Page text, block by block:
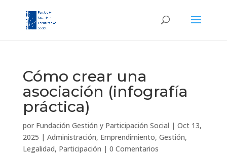
Cómo crear una
asociación (infografía
práctica)
por Fundación Gestión y Participación Social | Oct 13,
2025 | Administración, Emprendimiento, Gestión,
Legalidad, Participación | 0 Comentarios